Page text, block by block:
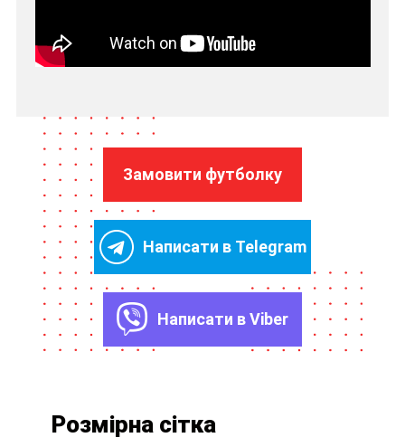
Замовити футболку
Написати в Telegram
Написати в Viber
Розмірна сітка